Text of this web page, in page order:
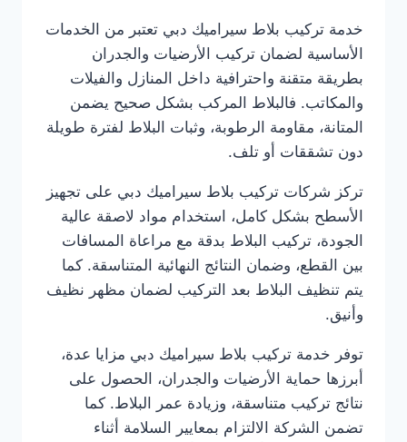
خدمة تركيب بلاط سيراميك دبي تعتبر من الخدمات
الأساسية لضمان تركيب الأرضيات والجدران
بطريقة متقنة واحترافية داخل المنازل والفيلات
والمكاتب. فالبلاط المركب بشكل صحيح يضمن
المتانة، مقاومة الرطوبة، وثبات البلاط لفترة طويلة
دون تشققات أو تلف.
تركز شركات تركيب بلاط سيراميك دبي على تجهيز
الأسطح بشكل كامل، استخدام مواد لاصقة عالية
الجودة، تركيب البلاط بدقة مع مراعاة المسافات
بين القطع، وضمان النتائج النهائية المتناسقة. كما
يتم تنظيف البلاط بعد التركيب لضمان مظهر نظيف
وأنيق.
توفر خدمة تركيب بلاط سيراميك دبي مزايا عدة،
أبرزها حماية الأرضيات والجدران، الحصول على
نتائج تركيب متناسقة، وزيادة عمر البلاط. كما
تضمن الشركة الالتزام بمعايير السلامة أثناء